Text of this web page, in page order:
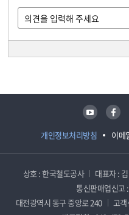
개인정보처리방침 이메
유튜브 페이스북
상호 : 한국철도공사 대표자 :
통신판매업신고
대전광역시 동구 중앙로 240
고